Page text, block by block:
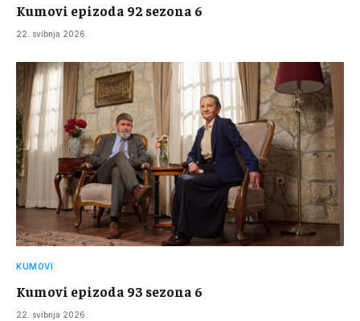
Kumovi epizoda 92 sezona 6
22. svibnja 2026.
KUMOVI
Kumovi epizoda 93 sezona 6
22. svibnja 2026.